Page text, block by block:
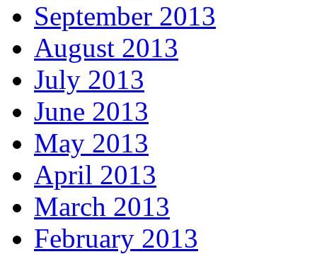
September 2013
August 2013
July 2013
June 2013
May 2013
April 2013
March 2013
February 2013